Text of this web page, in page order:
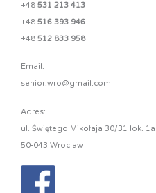
+48 531 213 413
+48 516 393 946
+48 512 833 958
Email:
senior.wro@gmail.com
Adres:
ul. Świętego Mikołaja 30/31 lok. 1a
50-043 Wroclaw